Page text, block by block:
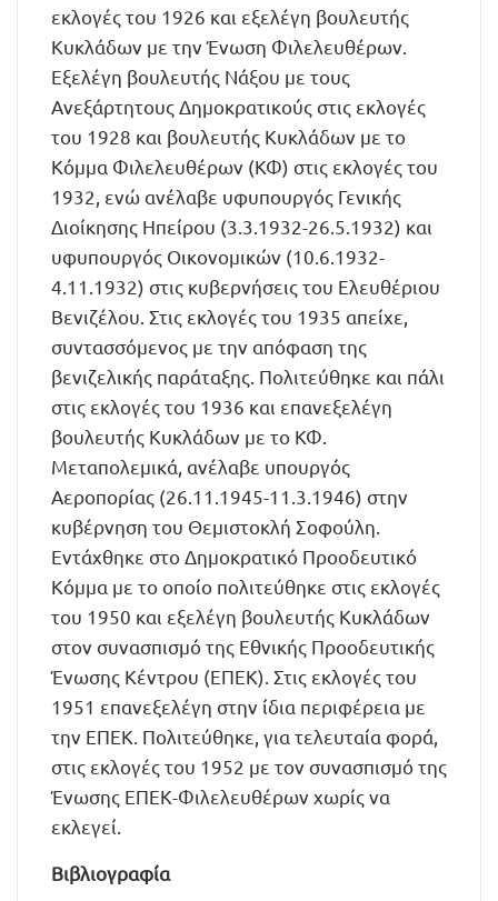
εκλογές του 1926 και εξελέγη βουλευτής
Κυκλάδων με την Ένωση Φιλελευθέρων.
Εξελέγη βουλευτής Νάξου με τους
Ανεξάρτητους Δημοκρατικούς στις εκλογές
του 1928 και βουλευτής Κυκλάδων με το
Κόμμα Φιλελευθέρων (ΚΦ) στις εκλογές του
1932, ενώ ανέλαβε υφυπουργός Γενικής
Διοίκησης Ηπείρου (3.3.1932-26.5.1932) και
υφυπουργός Οικονομικών (10.6.1932-
4.11.1932) στις κυβερνήσεις του Ελευθέριου
Βενιζέλου. Στις εκλογές του 1935 απείχε,
συντασσόμενος με την απόφαση της
βενιζελικής παράταξης. Πολιτεύθηκε και πάλι
στις εκλογές του 1936 και επανεξελέγη
βουλευτής Κυκλάδων με το ΚΦ.
Μεταπολεμικά, ανέλαβε υπουργός
Αεροπορίας (26.11.1945-11.3.1946) στην
κυβέρνηση του Θεμιστοκλή Σοφούλη.
Εντάχθηκε στο Δημοκρατικό Προοδευτικό
Κόμμα με το οποίο πολιτεύθηκε στις εκλογές
του 1950 και εξελέγη βουλευτής Κυκλάδων
στον συνασπισμό της Εθνικής Προοδευτικής
Ένωσης Κέντρου (ΕΠΕΚ). Στις εκλογές του
1951 επανεξελέγη στην ίδια περιφέρεια με
την ΕΠΕΚ. Πολιτεύθηκε, για τελευταία φορά,
στις εκλογές του 1952 με τον συνασπισμό της
Ένωσης ΕΠΕΚ-Φιλελευθέρων χωρίς να
εκλεγεί.
Βιβλιογραφία